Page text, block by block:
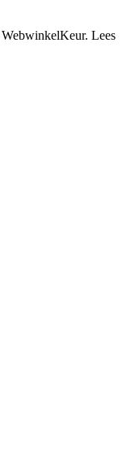
WebwinkelKeur. Lees